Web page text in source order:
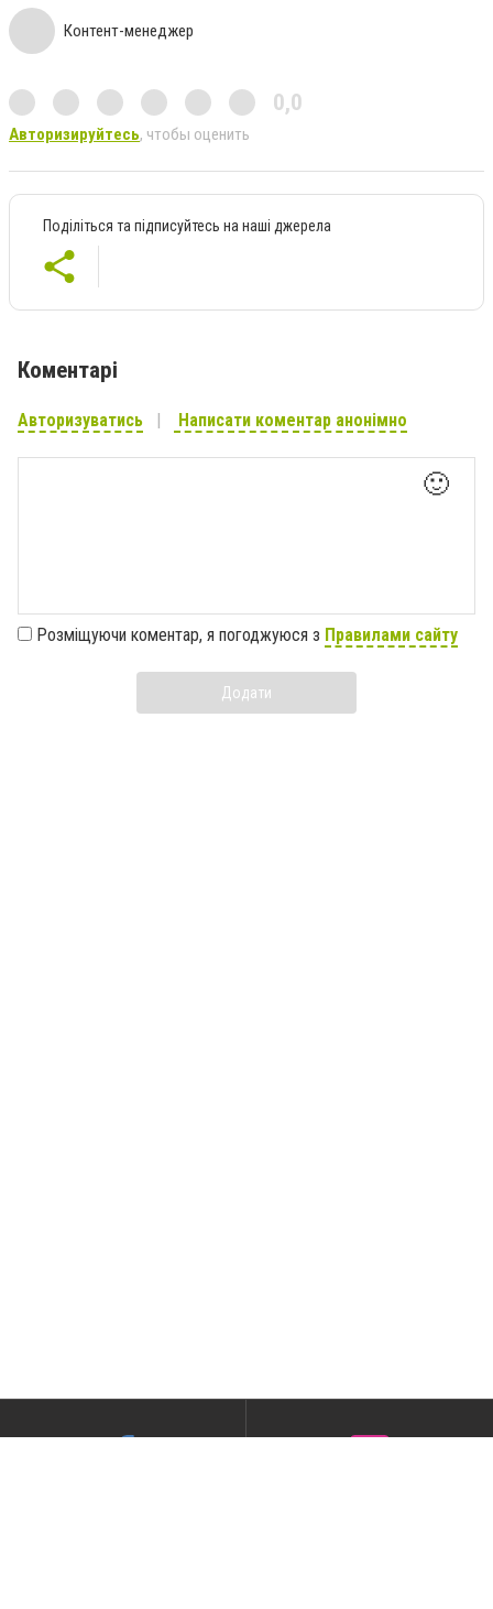
Контент-менеджер
0,0
Авторизируйтесь, чтобы оценить
Поділіться та підписуйтесь на наші джерела
Коментарі
Авторизуватись Написати коментар анонімно
🙂
Розміщуючи коментар, я погоджуюся з Правилами сайту
Додати